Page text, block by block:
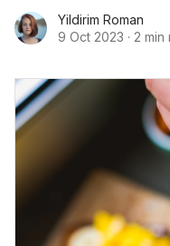
Yildirim Roman
9 Oct 2023 · 2 min